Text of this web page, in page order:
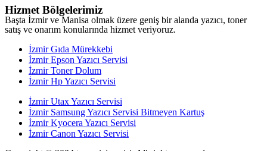
Hizmet Bölgelerimiz
Başta İzmir ve Manisa olmak üzere geniş bir alanda yazıcı, toner
satış ve onarım konularında hizmet veriyoruz.
İzmir Gıda Mürekkebi
İzmir Epson Yazıcı Servisi
İzmir Toner Dolum
İzmir Hp Yazıcı Servisi
İzmir Utax Yazıcı Servisi
İzmir Samsung Yazıcı Servisi Bitmeyen Kartuş
İzmir Kyocera Yazıcı Servisi
İzmir Canon Yazıcı Servisi